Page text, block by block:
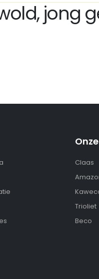
jong
Claas
Trioliet
Beco